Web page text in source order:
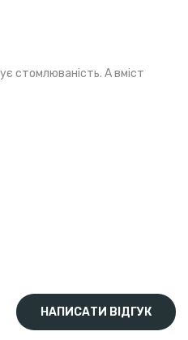
стомлюваність. А вміст
НАПИСАТИ ВІДГУК